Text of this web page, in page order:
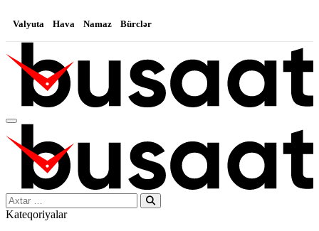
Valyuta Hava Namaz Bürclər
Search…
Kateqoriyalar